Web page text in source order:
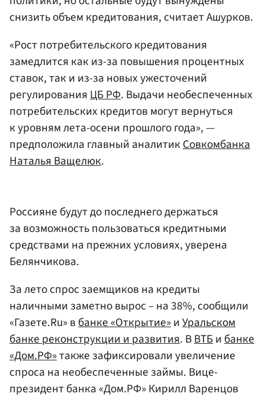
снизить объем кредитования, считает Ашурков.
«Рост потребительского кредитования
замедлится как из-за повышения процентных
ставок, так и из-за новых ужесточений
регулированияЦБ РФ. Выдачи необеспеченных
потребительских кредитов могут вернуться
к уровням лета-осени прошлого года», —
предположила главный аналитикСовкомбанка
Наталья Ващелюк.
Россияне будут до последнего держаться
за возможность пользоваться кредитными
средствами на прежних условиях, уверена
Белянчикова.
За лето спрос заемщиков на кредиты
наличными заметно вырос – на 38%, сообщили
«Газете.Ru» вбанке «Открытие»иУральском
банке реконструкции и развития. ВВТБибанке
«Дом.РФ»также зафиксировали увеличение
спроса на необеспеченные займы. Вице-
президент банка «Дом.РФ» Кирилл Варенцов